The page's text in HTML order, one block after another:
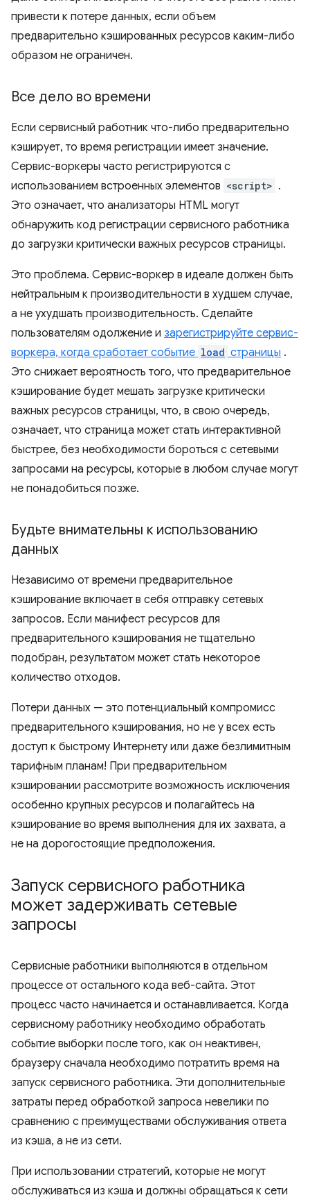
привести к потере данных, если объем
предварительно кэшированных ресурсов каким-либо
образом не ограничен.
Все дело во времени
Если сервисный работник что-либо предварительно
кэширует, то время регистрации имеет значение.
Сервис-воркеры часто регистрируются с
использованием встроенных элементов <script> .
Это означает, что анализаторы HTML могут
обнаружить код регистрации сервисного работника
до загрузки критически важных ресурсов страницы.
Это проблема. Сервис-воркер в идеале должен быть
нейтральным к производительности в худшем случае,
а не ухудшать производительность. Сделайте
пользователям одолжение и зарегистрируйте сервис-
воркера, когда сработает событие load страницы .
Это снижает вероятность того, что предварительное
кэширование будет мешать загрузке критически
важных ресурсов страницы, что, в свою очередь,
означает, что страница может стать интерактивной
быстрее, без необходимости бороться с сетевыми
запросами на ресурсы, которые в любом случае могут
не понадобиться позже.
Будьте внимательны к использованию
данных
Независимо от времени предварительное
кэширование включает в себя отправку сетевых
запросов. Если манифест ресурсов для
предварительного кэширования не тщательно
подобран, результатом может стать некоторое
количество отходов.
Потери данных — это потенциальный компромисс
предварительного кэширования, но не у всех есть
доступ к быстрому Интернету или даже безлимитным
тарифным планам! При предварительном
кэшировании рассмотрите возможность исключения
особенно крупных ресурсов и полагайтесь на
кэширование во время выполнения для их захвата, а
не на дорогостоящие предположения.
Запуск сервисного работника
может задерживать сетевые
запросы
Сервисные работники выполняются в отдельном
процессе от остального кода веб-сайта. Этот
процесс часто начинается и останавливается. Когда
сервисному работнику необходимо обработать
событие выборки после того, как он неактивен,
браузеру сначала необходимо потратить время на
запуск сервисного работника. Эти дополнительные
затраты перед обработкой запроса невелики по
сравнению с преимуществами обслуживания ответа
из кэша, а не из сети.
При использовании стратегий, которые не могут
обслуживаться из кэша и должны обращаться к сети